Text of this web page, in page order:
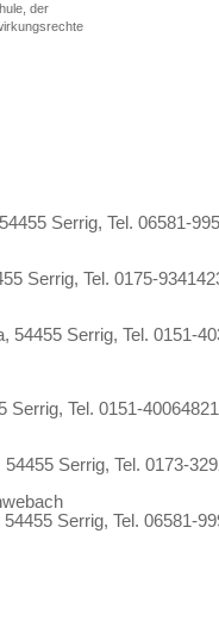
der
06581-
0175-
Tel. 0151-
0151-40064821
Tel. 0173-
Tel. 06581-